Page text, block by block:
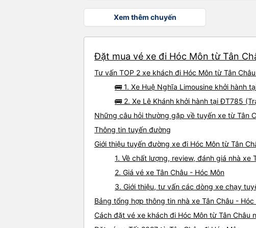
Xem thêm chuyến
Đặt mua vé xe đi Hóc Môn từ Tân
Tư vấn TOP 2 xe khách đi Hóc Môn từ Tân
🚌 1. Xe Huệ Nghĩa Limousine khởi hành
🚌 2. Xe Lê Khánh khởi hành tại ĐT785
Những câu hỏi thường gặp về tuyến xe từ Tân
Thông tin tuyến đường
Giới thiệu tuyến đường xe đi Hóc Môn từ Tân
1. Về chất lượng, review, đánh giá nhà xe
2. Giá vé xe Tân Châu - Hóc Môn
3. Giới thiệu, tư vấn các dòng xe chạy
Bảng tổng hợp thông tin nhà xe Tân Châu - Hóc
Cách đặt vé xe khách đi Hóc Môn từ Tân Châu